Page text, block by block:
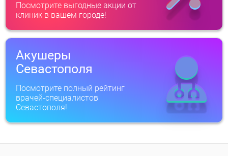
Посмотрите выгодные акции от
клиник в вашем городе!
Акушеры
Севастополя
Посмотрите полный рейтинг
врачей-специалистов
Севастополя!